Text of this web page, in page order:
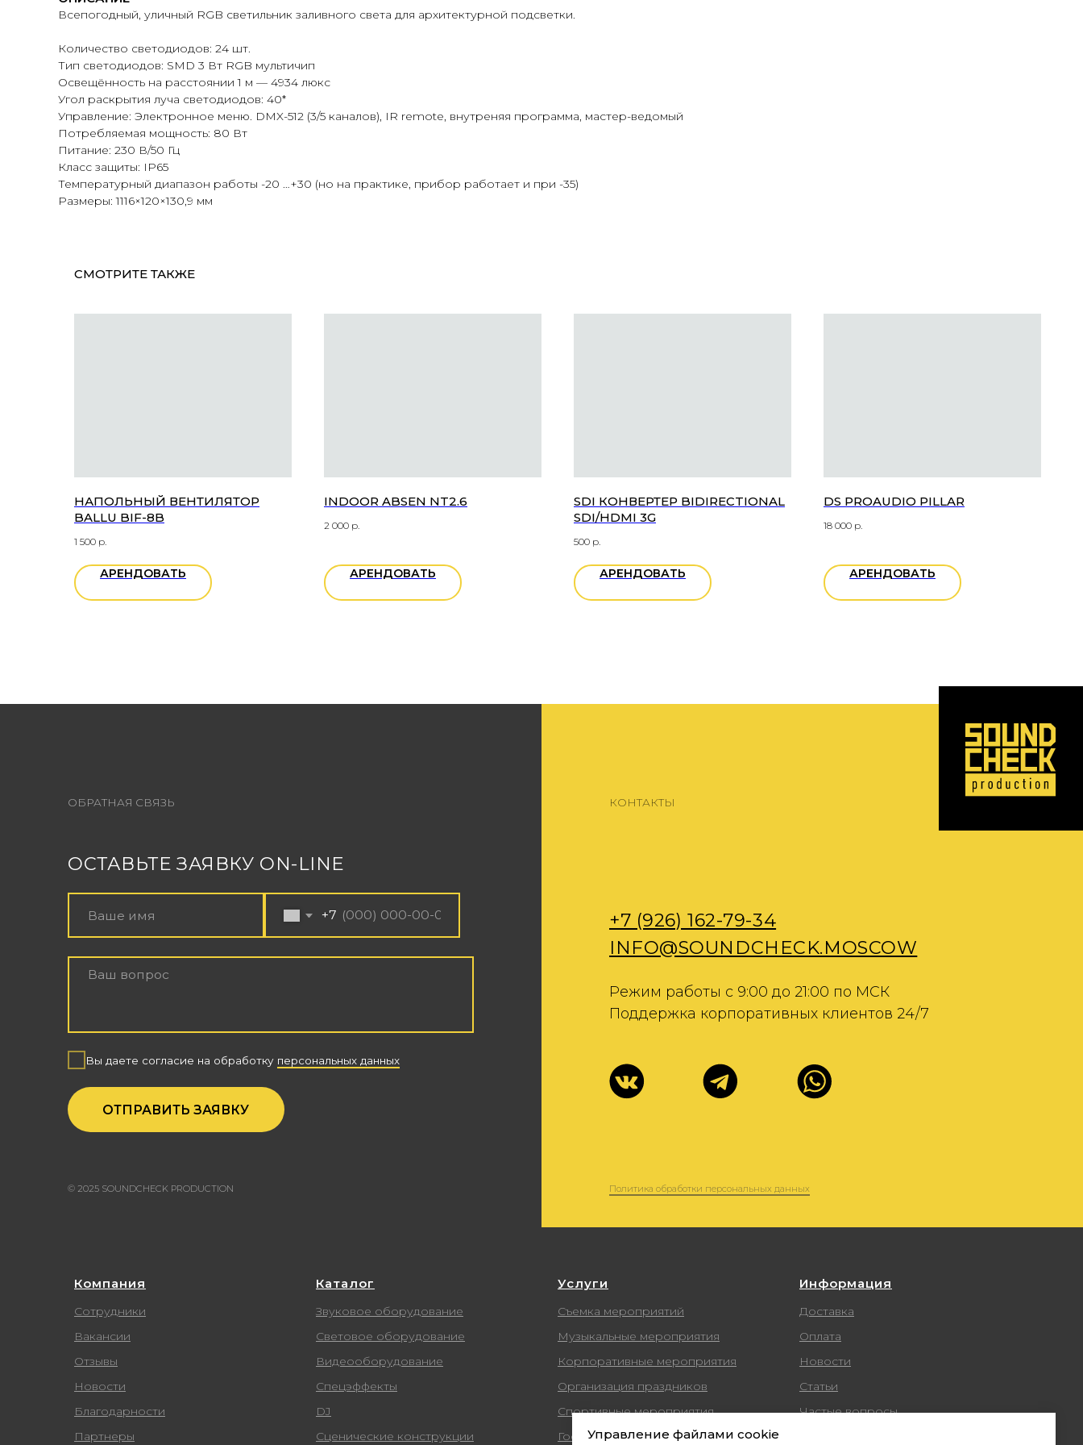
Управление файлами cookie
Всепогодный, уличный RGB светильник заливного света для архитектурной подсветки.
Количество светодиодов: 24 шт.
Тип светодиодов: SMD 3 Вт RGB мультичип
Освещённость на расстоянии 1 м — 4934 люкс
Угол раскрытия луча светодиодов: 40*
Управление: Электронное меню. DMX-512 (3/5 каналов), IR remote, внутреняя программа, мастер-ведомый
Потребляемая мощность: 80 Вт
Питание: 230 В/50 Гц
Класс защиты: IP65
Температурный диапазон работы -20 …+30 (но на практике, прибор работает и при -35)
Размеры: 1116×120×130,9 мм
СМОТРИТЕ ТАКЖЕ
НАПОЛЬНЫЙ ВЕНТИЛЯТОР
BALLU BIF-8B
1 500 р.
АРЕНДОВАТЬ
INDOOR ABSEN NT2.6
2 000 р.
АРЕНДОВАТЬ
SDI КОНВЕРТЕР BIDIRECTIONAL
SDI/HDMI 3G
500 р.
АРЕНДОВАТЬ
DS PROAUDIO PILLAR
18 000 р.
АРЕНДОВАТЬ
Режим работы с 9:00 до 21:00 по МСК
Политика обработки персональных данных
© 2025 SOUNDCHECK PRODUCTION
Вы даете согласие на обработкуперсональных данных
ОТПРАВИТЬ ЗАЯВКУ
Компания
Сотрудники
Вакансии
Отзывы
Новости
Благодарности
Партнеры
Каталог
Звуковое оборудование
Световое оборудование
Видеооборудование
Спецэффекты
DJ
Сценические конструкции
Услуги
Съемка мероприятий
Музыкальные мероприятия
Корпоративные мероприятия
Организация праздников
Спортивные мероприятия
Государственные
Информация
Доставка
Оплата
Новости
Статьи
Частые вопросы